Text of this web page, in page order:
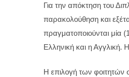
Για την απόκτηση του
παρακολούθηση και
πραγματοποιούνται μία
Ελληνική και η Αγγλική.
Η επιλογή των φοιτητών